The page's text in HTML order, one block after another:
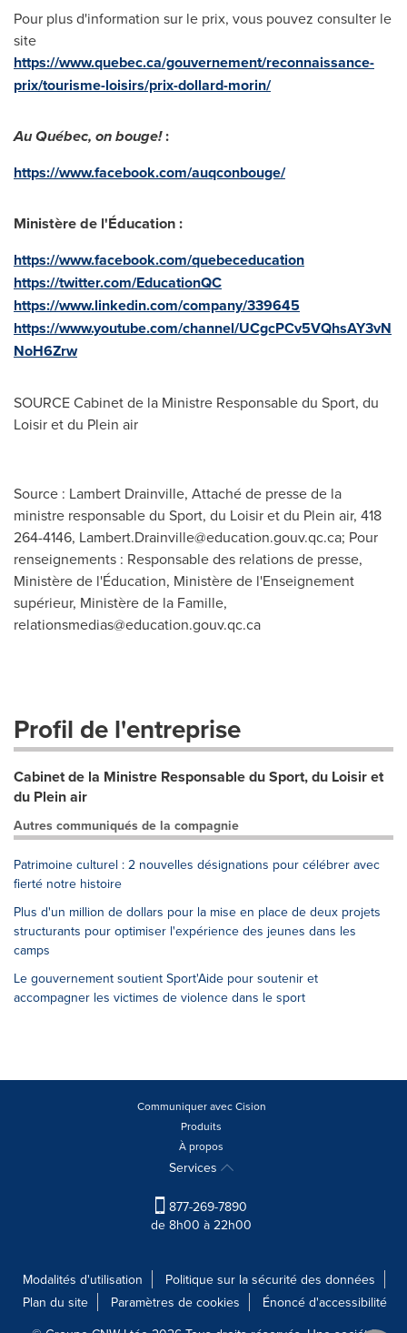
Pour plus d'information sur le prix, vous pouvez consulter le
site
https://www.quebec.ca/gouvernement/reconnaissance-
prix/tourisme-loisirs/prix-dollard-morin/
Au Québec, on bouge!:
https://www.facebook.com/auqconbouge/
Ministère de l'Éducation:
https://www.facebook.com/quebeceducation
https://twitter.com/EducationQC
https://www.linkedin.com/company/339645
https://www.youtube.com/channel/UCgcPCv5VQhsAY3vN
NoH6Zrw
SOURCE Cabinet de la Ministre Responsable du Sport, du
Loisir et du Plein air
Source : Lambert Drainville, Attaché de presse de la
ministre responsable du Sport, du Loisir et du Plein air, 418
264-4146, Lambert.Drainville@education.gouv.qc.ca; Pour
renseignements : Responsable des relations de presse,
Ministère de l'Éducation, Ministère de l'Enseignement
supérieur, Ministère de la Famille,
relationsmedias@education.gouv.qc.ca
Profil de l'entreprise
Cabinet de la Ministre Responsable du Sport, du Loisir et
du Plein air
Autres communiqués de la compagnie
Patrimoine culturel : 2 nouvelles désignations pour célébrer avec
fierté notre histoire
Plus d'un million de dollars pour la mise en place de deux projets
structurants pour optimiser l'expérience des jeunes dans les
camps
Le gouvernement soutient Sport'Aide pour soutenir et
accompagner les victimes de violence dans le sport
Communiquer avec Cision
Produits
À propos
Services
877-269-7890
de 8h00 à 22h00
Modalités d'utilisation
Politique sur la sécurité des données
Plan du site
Paramètres de cookies
Énoncé d'accessibilité